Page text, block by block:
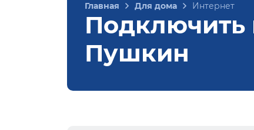
Главная Для дома Интернет
Подключить
Пушкин